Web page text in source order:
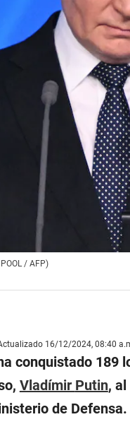
/ AFP)
16/12/2024, 08:40
conquistado 189
Vladímir Putin, al
de Defensa.